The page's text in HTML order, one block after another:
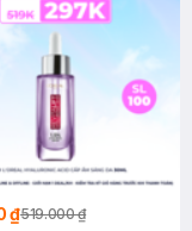
₫519.000 ₫